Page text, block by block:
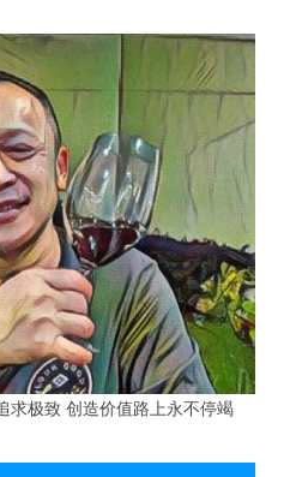
求极致 创造价值路上永不停竭